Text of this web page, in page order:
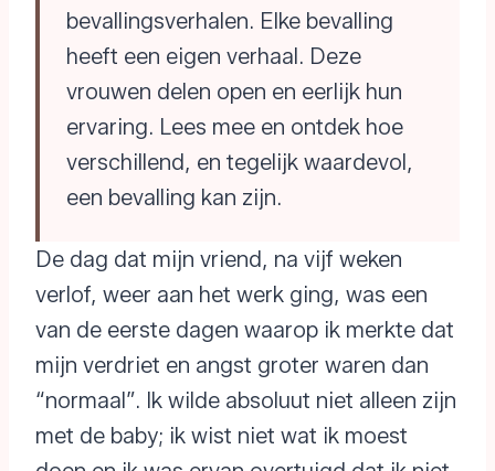
bevallingsverhalen. Elke bevalling
heeft een eigen verhaal. Deze
vrouwen delen open en eerlijk hun
ervaring. Lees mee en ontdek hoe
verschillend, en tegelijk waardevol,
een bevalling kan zijn.
De dag dat mijn vriend, na vijf weken
verlof, weer aan het werk ging, was een
van de eerste dagen waarop ik merkte dat
mijn verdriet en angst groter waren dan
“normaal”. Ik wilde absoluut niet alleen zijn
met de baby; ik wist niet wat ik moest